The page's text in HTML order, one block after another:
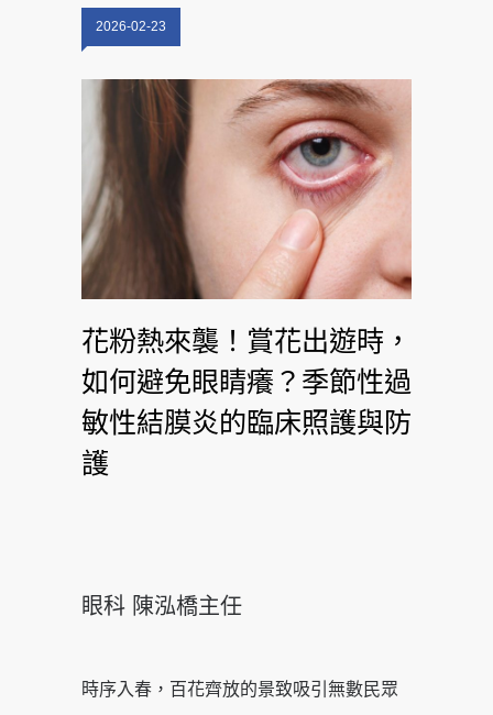
2026-02-23
花粉熱來襲！賞花出遊時，
如何避免眼睛癢？季節性過
敏性結膜炎的臨床照護與防
護
眼科 陳泓橋主任
時序入春，百花齊放的景致吸引無數民眾